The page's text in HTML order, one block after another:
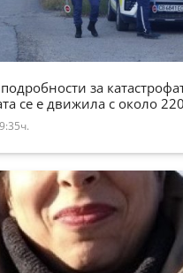
за
се е движила с около